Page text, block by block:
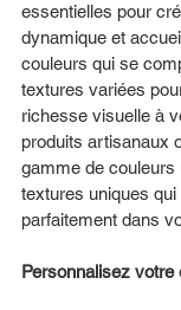
essentielles pour
dynamique et
couleurs qui se
textures variées
richesse visuelle à
produits artisanaux
gamme de couleurs
textures uniques
parfaitement dans
Personnalisez votre